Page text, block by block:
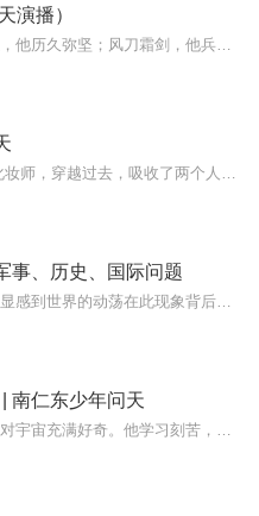
演播）
事、历史、国际问题
南仁东少年问天